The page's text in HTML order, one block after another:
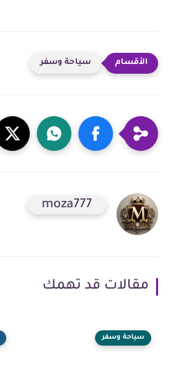
سياحة وسفر
moza777
مقالات قد تهمك
سياحة وسفر